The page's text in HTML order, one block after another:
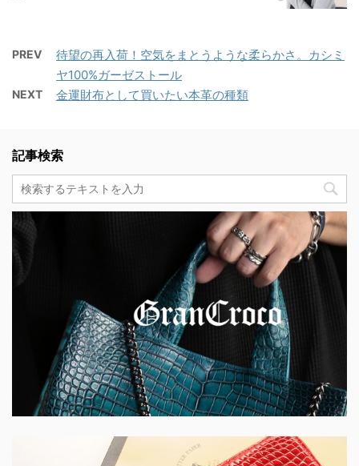
PREV
待望の再入荷！空気をまとうような柔らかさ。カシミ
ヤ100%ガーゼストール
NEXT 金運財布として買いたい本革の種類
記事検索